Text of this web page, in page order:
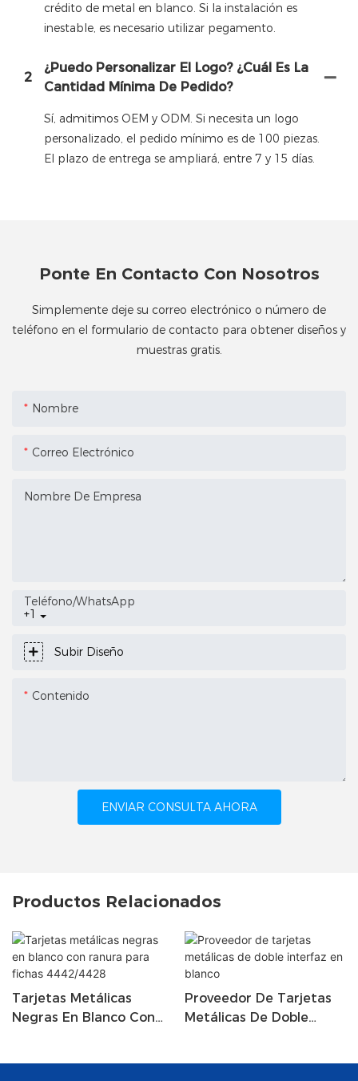
crédito de metal en blanco. Si la instalación es
inestable, es necesario utilizar pegamento.
2
¿Puedo Personalizar El Logo? ¿Cuál Es La
Cantidad Mínima De Pedido?
Sí, admitimos OEM y ODM. Si necesita un logo
personalizado, el pedido mínimo es de 100 piezas.
El plazo de entrega se ampliará, entre 7 y 15 días.
Ponte En Contacto Con Nosotros
Simplemente deje su correo electrónico o número de
teléfono en el formulario de contacto para obtener diseños y
muestras gratis.
Nombre
Correo Electrónico
Nombre De Empresa
+1
Teléfono/WhatsApp
Subir Diseño
Contenido
ENVIAR CONSULTA AHORA
Productos Relacionados
Tarjetas Metálicas
Negras En Blanco Con
Proveedor De Tarjetas
Metálicas De Doble